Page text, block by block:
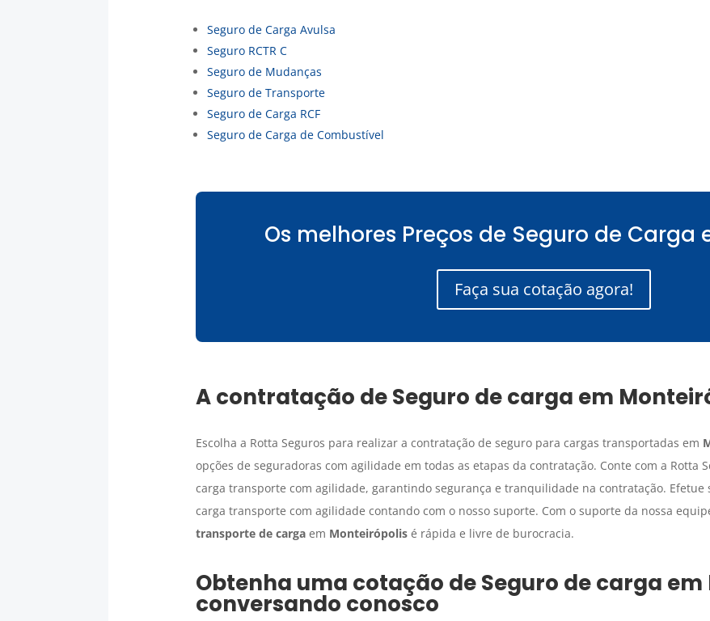
Seguro de Carga Avulsa
Seguro RCTR C
Seguro de Mudanças
Seguro de Transporte
Seguro de Carga RCF
Seguro de Carga de Combustível
Os melhores Preços de Seguro de Carga
Faça sua cotação agora!
A contratação deSeguro de carga em
Escolha a Rotta Seguros para realizar a contratação de seguro para cargas transportadas em
opções de seguradoras com agilidade em todas as etapas da contratação. Conte com a Rotta
carga transporte com agilidade, garantindo segurança e tranquilidade na contratação. Efetue
carga transporte com agilidade contando com o nosso suporte. Com o suporte da nossa
transporte de cargaem Monteirópolisé rápida e livre de burocracia.
Obtenha uma cotação deSeguro de carga em
conversando conosco